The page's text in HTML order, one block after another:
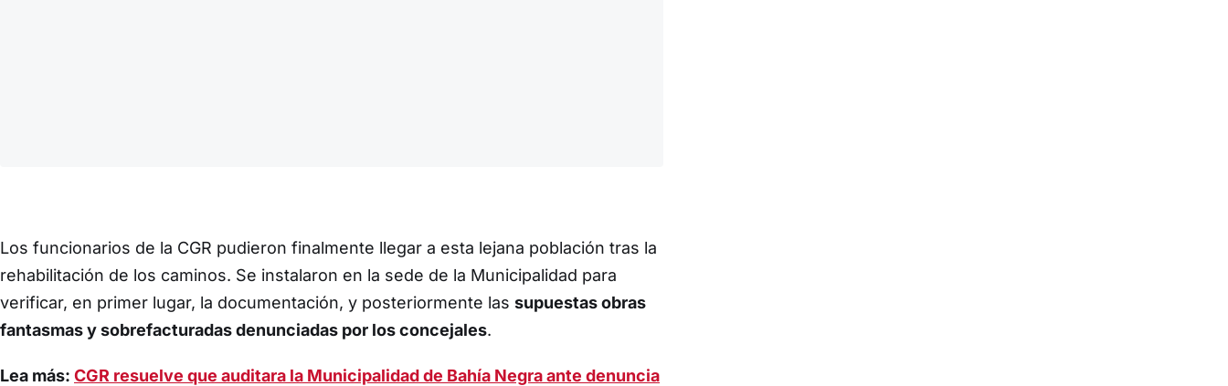
Los funcionarios de la CGR pudieron finalmente llegar a esta lejana población tras la
rehabilitación de los caminos. Se instalaron en la sede de la Municipalidad para
verificar, en primer lugar, la documentación, y posteriormente las supuestas obras
fantasmas y sobrefacturadas denunciadas por los concejales.
Lea más: CGR resuelve que auditara la Municipalidad de Bahía Negra ante denuncia